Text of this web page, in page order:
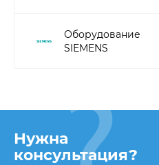
Оборудование
SIEMENS
Нужна
консультация?